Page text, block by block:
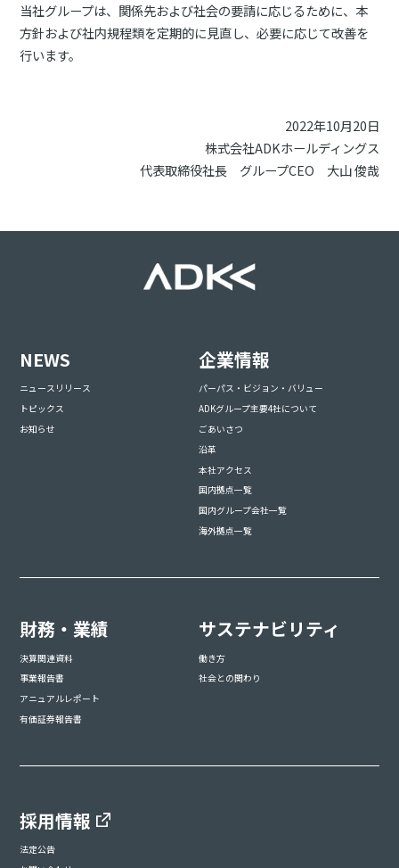
当社グループは、関係先および社会の要請に応じるために、本
方針および社内規程類を定期的に見直し、必要に応じて改善を
行います。
2022年10月20日
株式会社ADKホールディングス
代表取締役社長 グループCEO 大山 俊哉
NEWS
ニュースリリース
トピックス
お知らせ
企業情報
パーパス・ビジョン・バリュー
ADKグループ主要4社について
ごあいさつ
沿革
本社アクセス
国内拠点一覧
国内グループ会社一覧
海外拠点一覧
財務・業績
決算関連資料
事業報告書
アニュアルレポート
有価証券報告書
サステナビリティ
働き方
社会との関わり
採用情報
法定公告